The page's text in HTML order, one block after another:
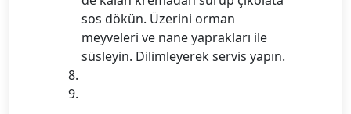
sos dökün. Üzerini orman
meyveleri ve nane yaprakları ile
süsleyin. Dilimleyerek servis yapın.